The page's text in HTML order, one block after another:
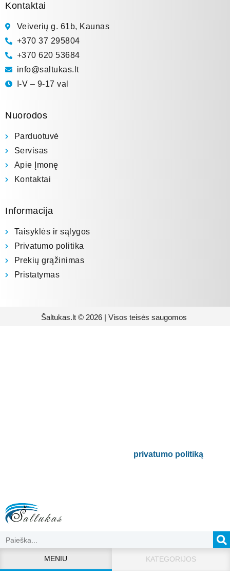
Kontaktai
Veiverių g. 61b, Kaunas
+370 37 295804
+370 620 53684
info@saltukas.lt
I-V – 9-17 val
Nuorodos
Parduotuvė
Servisas
Apie Įmonę
Kontaktai
Informacija
Taisyklės ir sąlygos
Privatumo politika
Prekių grąžinimas
Pristatymas
Šaltukas.lt © 2026 | Visos teisės saugomos
privatumo politiką.
MENIU KATEGORIJOS